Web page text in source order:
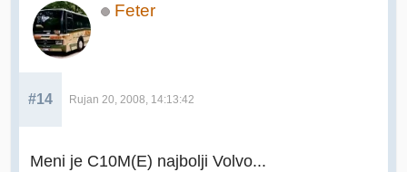
Feter
#14 Rujan 20, 2008, 14:13:42
Meni je C10M(E) najbolji Volvo...